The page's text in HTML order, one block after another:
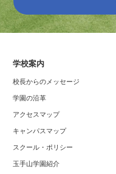
学校案内
校長からのメッセージ
学園の沿革
アクセスマップ
キャンパスマップ
スクール・ポリシー
玉手山学園紹介